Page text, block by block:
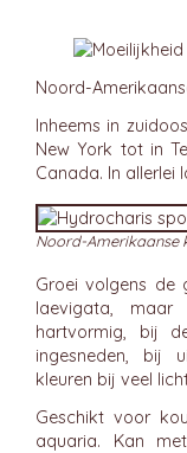
Noord-
Inheems in
New York tot in
Canada. In allerlei
Noord-Amerikaanse
Groei volgens de
laevigata,
hartvormig, bij
ingesneden, bij
kleuren bij veel
Geschikt voor
aquaria. Kan